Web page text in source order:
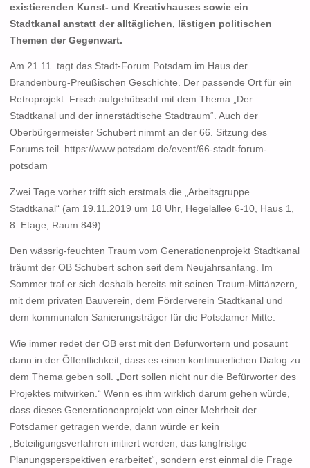
existierenden Kunst- und Kreativhauses sowie ein
Stadtkanal anstatt der alltäglichen, lästigen politischen
Themen der Gegenwart.
Am 21.11. tagt das Stadt-Forum Potsdam im Haus der
Brandenburg-Preußischen Geschichte. Der passende Ort für ein
Retroprojekt. Frisch aufgehübscht mit dem Thema „Der
Stadtkanal und der innerstädtische Stadtraum“. Auch der
Oberbürgermeister Schubert nimmt an der 66. Sitzung des
Forums teil. https://www.potsdam.de/event/66-stadt-forum-
potsdam
Zwei Tage vorher trifft sich erstmals die „Arbeitsgruppe
Stadtkanal“ (am 19.11.2019 um 18 Uhr, Hegelallee 6-10, Haus 1,
8. Etage, Raum 849).
Den wässrig-feuchten Traum vom Generationenprojekt Stadtkanal
träumt der OB Schubert schon seit dem Neujahrsanfang. Im
Sommer traf er sich deshalb bereits mit seinen Traum-Mittänzern,
mit dem privaten Bauverein, dem Förderverein Stadtkanal und
dem kommunalen Sanierungsträger für die Potsdamer Mitte.
Wie immer redet der OB erst mit den Befürwortern und posaunt
dann in der Öffentlichkeit, dass es einen kontinuierlichen Dialog zu
dem Thema geben soll. „Dort sollen nicht nur die Befürworter des
Projektes mitwirken.“ Wenn es ihm wirklich darum gehen würde,
dass dieses Generationenprojekt von einer Mehrheit der
Potsdamer getragen werde, dann würde er kein
„Beteiligungsverfahren initiiert werden, das langfristige
Planungsperspektiven erarbeitet“, sondern erst einmal die Frage